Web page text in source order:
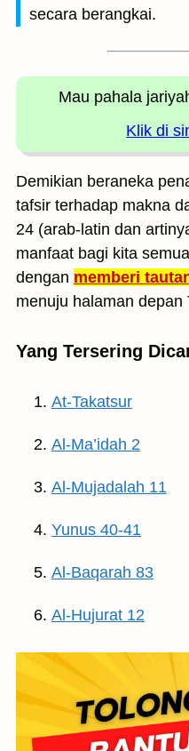
secara berangkai.
Mau pahala
Klik di
Demikian beraneka
tafsir terhadap makna
24 (arab-latin dan
manfaat bagi kita
dengan memberi
menuju halaman depan
Yang Tersering
At-Takatsur
Al-Ma’idah 2
Al-Mujadalah 11
Yunus 40-41
Al-Baqarah 83
Al-Hujurat 12